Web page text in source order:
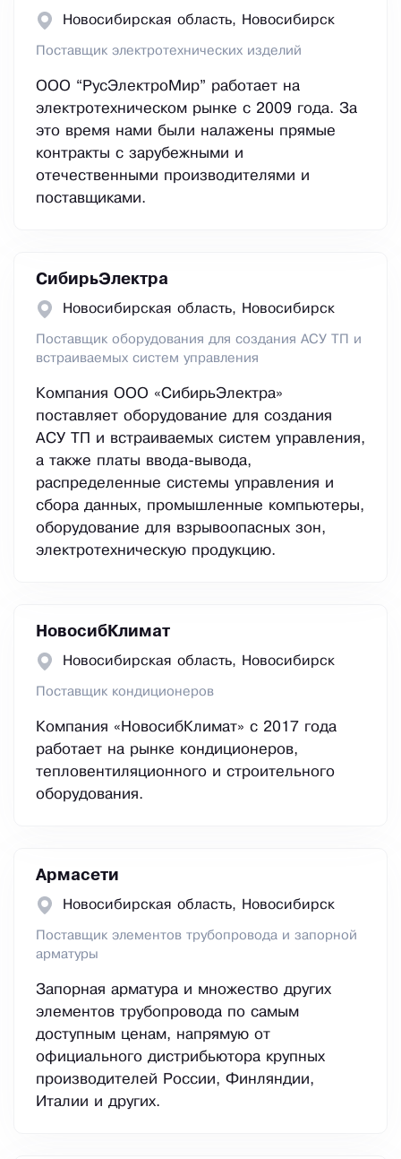
Новосибирская область, Новосибирск
Поставщик электротехнических изделий
ООО “РусЭлектроМир” работает на
электротехническом рынке с 2009 года. За
это время нами были налажены прямые
контракты с зарубежными и
отечественными производителями и
поставщиками.
СибирьЭлектра
Новосибирская область, Новосибирск
Поставщик оборудования для создания АСУ ТП и
встраиваемых систем управления
Компания ООО «СибирьЭлектра»
поставляет оборудование для создания
АСУ ТП и встраиваемых систем управления,
а также платы ввода-вывода,
распределенные системы управления и
сбора данных, промышленные компьютеры,
оборудование для взрывоопасных зон,
электротехническую продукцию.
НовосибКлимат
Новосибирская область, Новосибирск
Поставщик кондиционеров
Компания «НовосибКлимат» с 2017 года
работает на рынке кондиционеров,
тепловентиляционного и строительного
оборудования.
Армасети
Новосибирская область, Новосибирск
Поставщик элементов трубопровода и запорной
арматуры
Запорная арматура и множество других
элементов трубопровода по самым
доступным ценам, напрямую от
официального дистрибьютора крупных
производителей России, Финляндии,
Италии и других.